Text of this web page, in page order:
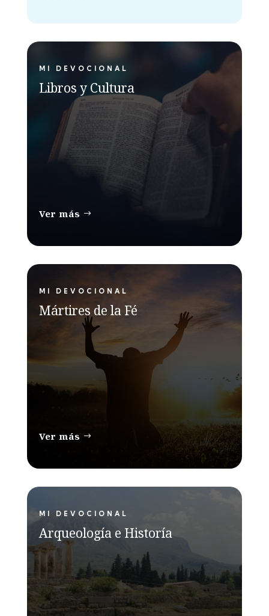
MI DEVOCIONAL
Libros y Cultura
Ver más
MI DEVOCIONAL
Mártires de la Fé
Ver más
MI DEVOCIONAL
Arqueología e Historía